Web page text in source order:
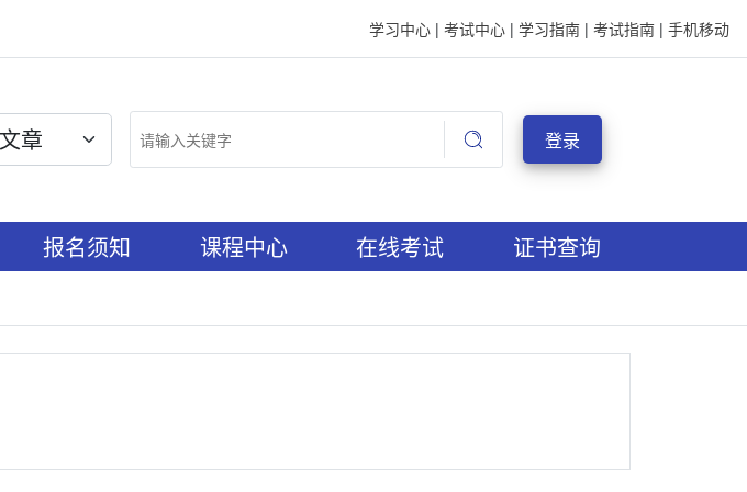
学习中心 | 考试中心 | 学习指南 | 考试指南 | 手机移动
登录
报名须知 课程中心 在线考试 证书查询